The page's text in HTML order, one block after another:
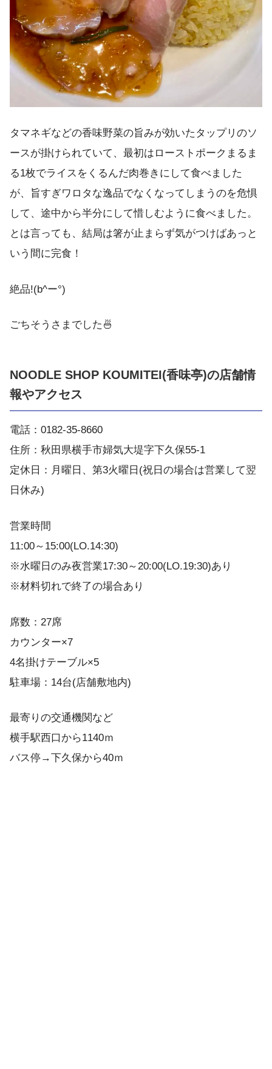
タマネギなどの香味野菜の旨みが効いたタップリのソ
ースが掛けられていて、最初はローストポークまるま
る1枚でライスをくるんだ肉巻きにして食べました
が、旨すぎワロタな逸品でなくなってしまうのを危惧
して、途中から半分にして惜しむように食べました。
とは言っても、結局は箸が止まらず気がつけばあっと
いう間に完食！
絶品!(b^ー°)
ごちそうさまでした🍜
NOODLE SHOP KOUMITEI(香味亭)の店舗情
報やアクセス
電話：0182-35-8660
住所：秋田県横手市婦気大堤字下久保55-1
定休日：月曜日、第3火曜日(祝日の場合は営業して翌
日休み)
営業時間
11:00～15:00(LO.14:30)
※水曜日のみ夜営業17:30～20:00(LO.19:30)あり
※材料切れで終了の場合あり
席数：27席
カウンター×7
4名掛けテーブル×5
駐車場：14台(店舗敷地内)
最寄りの交通機関など
横手駅西口から1140ｍ
バス停→下久保から40ｍ